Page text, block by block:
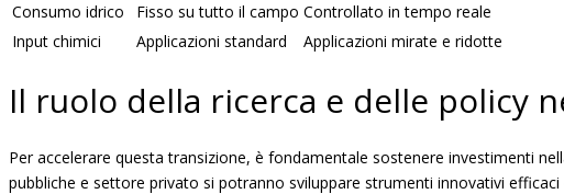
Consumo idrico
Fisso su tutto il campo Controllato in tempo reale
Input chimici
Applicazioni standard Applicazioni mirate e ridotte
Il ruolo della ricerca e delle policy
Per accelerare questa transizione, è fondamentale sostenere investimenti
pubbliche e settore privato si potranno sviluppare strumenti innovativi efficaci